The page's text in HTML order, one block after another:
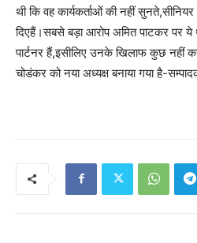
थी कि वह कार्यकर्ताओं की नहीं
दिएहैं।सबसे बड़ा आरोप अमित पाटकर पर
पार्टनर हैं,इसीलिए उनके खिलाफ कुछ नहीं
चोडंकर को नया अध्यक्ष बनाया गया है-